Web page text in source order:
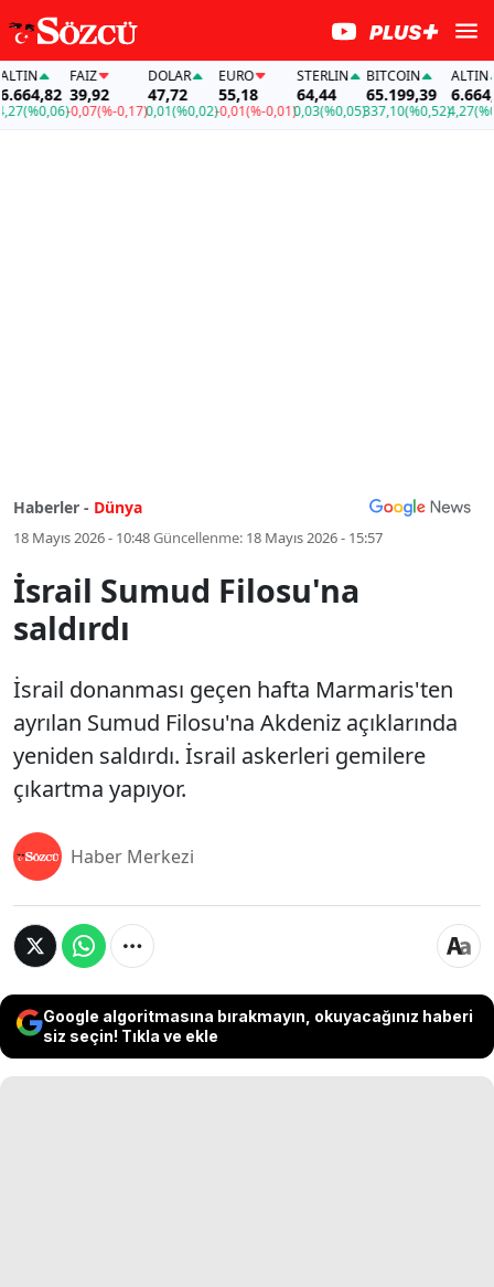
(%0,06)
FAİZ
39,92
-0,07(%-0,17)
DOLAR
47,72
0,01(%0,02)
EURO
55,18
-0,01(%-0,01)
STERLIN
64,44
0,03(%0,05)
BITCOIN
65.199,39
337,10(%0,52)
ALTIN
6.664,82
4,27
Haberler - Dünya
18 Mayıs 2026 - 10:48Güncellenme: 18 Mayıs 2026 - 15:57
İsrail Sumud Filosu'na
saldırdı
İsrail donanması geçen hafta Marmaris'ten
ayrılan Sumud Filosu'na Akdeniz açıklarında
yeniden saldırdı. İsrail askerleri gemilere
çıkartma yapıyor.
Haber Merkezi
Google algoritmasına bırakmayın, okuyacağınız haberi
siz seçin! Tıkla ve ekle